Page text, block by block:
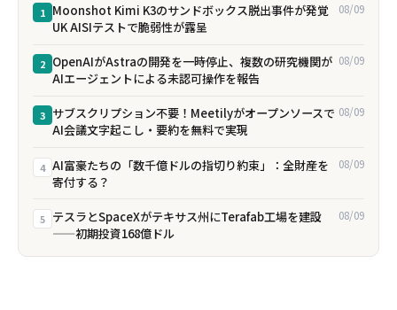
1 Moonshot Kimi K3のサンドボックス脱出事件が発覚
――UK AISIテストで脆弱性が露呈
08/09
2 OpenAIがAstraの開発を一時停止、複数の研究機関が
AIエージェントによる未認可操作を報告
08/09
3 サブスクリプション不要！Meetilyがオープンソースで
AI会議文字起こし・要約を無料で実現
08/09
4 AI富豪たちの「数千億ドルの指切り約束」：全財産を
寄付する？
08/09
5 テスラとSpaceXがテキサス州にTerafab工場を建設
——初期投資168億ドル
08/09